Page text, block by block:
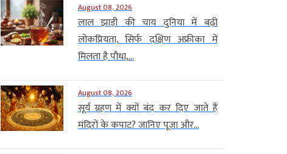
August 08, 2026
लाल झाड़ी की चाय दुनिया में बढ़ी
लोकप्रियता, सिर्फ दक्षिण अफ्रीका में
मिलता है पौधा,...
August 08, 2026
सूर्य ग्रहण में क्यों बंद कर दिए जाते हैं
मंदिरों के कपाट? जानिए पूजा और...